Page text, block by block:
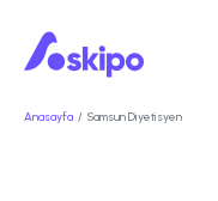
Anasayfa Samsun Diyetisyen